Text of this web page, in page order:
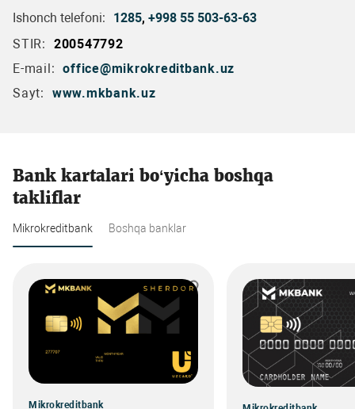
Ishonch telefoni:
1285, +998 55 503-63-63
STIR:
200547792
E-mail: office@mikrokreditbank.uz
Sayt:
www.mkbank.uz
Bank kartalari bo‘yicha boshqa
takliflar
Mikrokreditbank Boshqa banklar
Mikrokreditbank